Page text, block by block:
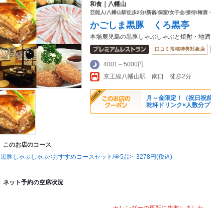
和食｜八幡山
芸能人/八幡山駅徒歩2分/新宿/個室/女子会/接待/梅酒
かごしま黒豚 くろ黒亭
本場鹿児島の黒豚しゃぶしゃぶと焼酎・地酒
口コミ投稿特典対象店
4001～5000円
京王線八幡山駅 南口 徒歩2分
月～金限定！（祝日祝
乾杯ドリンク×人数分プ
このお店のコース
黒豚しゃぶしゃぶ<おすすめコースセット/全5品> 3278円(税込)
ネット予約の空席状況